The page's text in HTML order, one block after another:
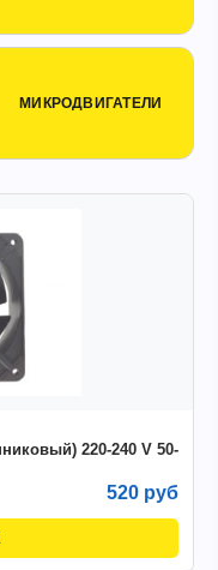
МИКРОДВИГАТЕЛИ
220-240 V 50-
520 руб